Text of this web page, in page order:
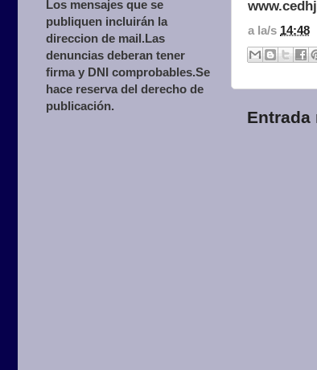
a la/s 14:48
Entrada
Los mensajes que se
publiquen incluirán la
direccion de mail.Las
denuncias deberan tener
firma y DNI comprobables.Se
hace reserva del derecho de
publicación.